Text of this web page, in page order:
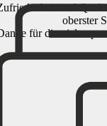
und
oberster
für die vielen